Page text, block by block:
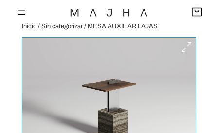
Saltar
contenido
Inicio /Sin categorizar/ MESA AUXILIAR LAJAS